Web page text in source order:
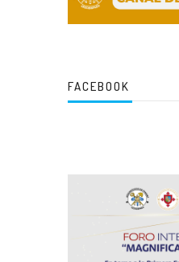
FACEBOOK